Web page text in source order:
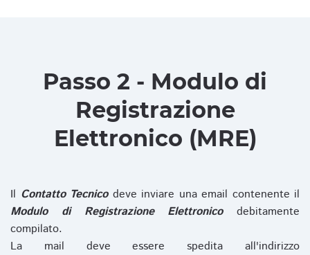
Passo 2 - Modulo di
Registrazione
Elettronico (MRE)
Il Contatto Tecnicodeve inviare una email contenente il
Modulo di Registrazione Elettronicodebitamente
compilato.
La mail deve essere spedita all'indirizzo